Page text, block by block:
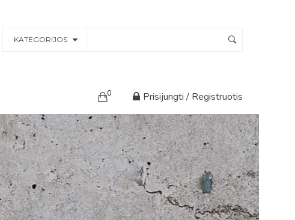
KATEGORIJOS
0 Prisijungti / Registruotis